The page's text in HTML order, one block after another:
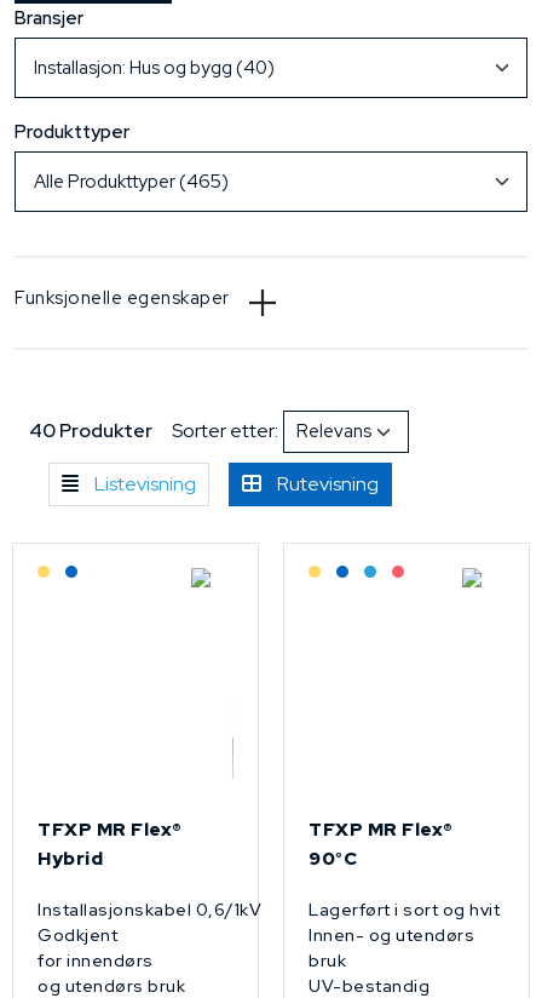
Bransjer
Produkttyper
Funksjonelle egenskaper
40 Produkter Sorter etter:
Listevisning Rutevisning
Lagerført: Grossist
Lagerført: NEK Kabel
TFXP MR Flex®
Hybrid
Installasjonskabel 0,6/1kV
Godkjent
for innendørs
og utendørs bruk
Lagerført: Grossist
Lagerført: NEK Kabel
Bestilling: 2-3 uker
På forespørsel
TFXP MR Flex®
90°C
Lagerført i sort og hvit
Innen- og utendørs
bruk
UV-bestandig